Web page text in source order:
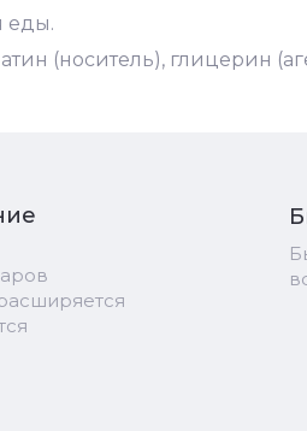
еды.
(носитель), глицерин